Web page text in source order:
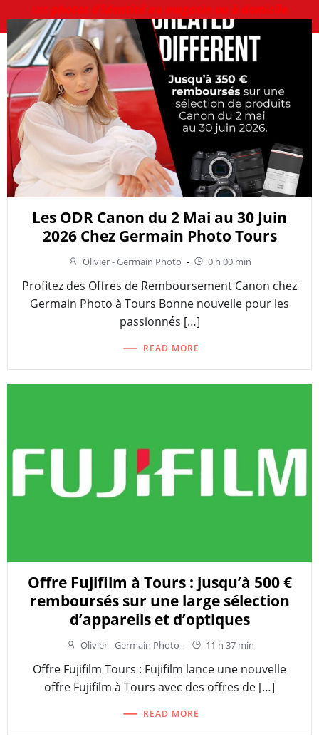
vos photos d’identité au magasin ou à domicile
Les ODR Canon du 2 Mai au 30 Juin
2026 Chez Germain Photo Tours
Olivier - Germain Photo - 0 h 00 min
Profitez des Offres de Remboursement Canon chez
Germain Photo à Tours Bonne nouvelle pour les
passionnés […]
READ MORE
Offre Fujifilm à Tours : jusqu’à 500 €
remboursés sur une large sélection
d’appareils et d’optiques
Olivier - Germain Photo - 11 h 37 min
Offre Fujifilm Tours : Fujifilm lance une nouvelle
offre Fujifilm à Tours avec des offres de […]
READ MORE